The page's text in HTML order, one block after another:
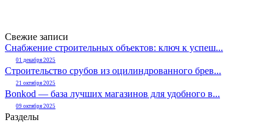
Свежие записи
Снабжение строительных объектов: ключ к успеш...
01 декабря 2025
Строительство срубов из оцилиндрованного брев...
21 октября 2025
Bonkod — база лучших магазинов для удобного в...
09 октября 2025
Разделы